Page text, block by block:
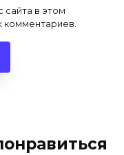
сайта в этом
комментариев.